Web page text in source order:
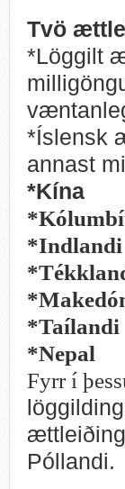
Tvö
*Löggilt
*Íslensk
annast
*Kína
*Indlandi
*Taílandi
*Nepal
Fyrr í
Póllandi.